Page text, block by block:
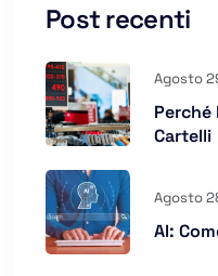
Post recenti
Agosto
Cartelli
Agosto
AI: